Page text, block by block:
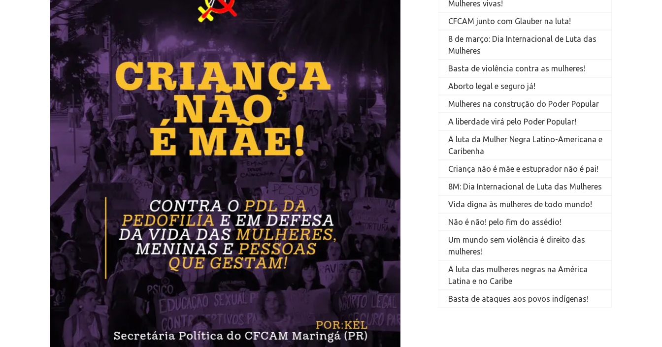
Mulheres vivas!
CFCAM junto com Glauber na luta!
8 de março: Dia Internacional de Luta das
Mulheres
Basta de violência contra as mulheres!
Aborto legal e seguro já!
Mulheres na construção do Poder Popular
A liberdade virá pelo Poder Popular!
A luta da Mulher Negra Latino-Americana e
Caribenha
Criança não é mãe e estuprador não é pai!
8M: Dia Internacional de Luta das Mulheres
Vida digna às mulheres de todo mundo!
Não é não! pelo fim do assédio!
Um mundo sem violência é direito das
mulheres!
A luta das mulheres negras na América
Latina e no Caribe
Basta de ataques aos povos indígenas!